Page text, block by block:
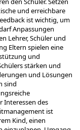
und erreichbare
ist wichtig, um
Anpassungen
Lehrer, Schüler und
Eltern spielen eine
und
stärken und
und Lösungen
sind
Interessen des
ist
Kind, einen